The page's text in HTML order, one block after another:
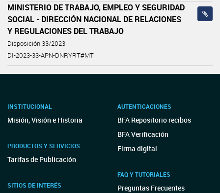
MINISTERIO DE TRABAJO, EMPLEO Y SEGURIDAD
SOCIAL - DIRECCIÓN NACIONAL DE RELACIONES
Y REGULACIONES DEL TRABAJO
Disposición 33/2023
DI-2023-33-APN-DNRYRT#MT
INSTITUCIONAL
Misión, Visión e Historia
PRODUCTOS Y SERVICIOS
Tarifas de Publicación
SITIOS DE INTERÉS
AUTENTICACIONES
BFA Repositorio recibos
BFA Verificación
Firma digital
FAQ Y TUTORIALES
Preguntas Frecuentes